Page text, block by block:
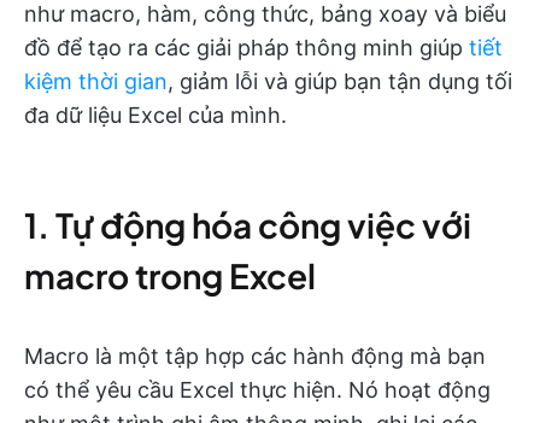
như macro, hàm, công thức, bảng xoay và biểu
đồ để tạo ra các giải pháp thông minh giúp tiết
kiệm thời gian, giảm lỗi và giúp bạn tận dụng tối
đa dữ liệu Excel của mình.
1. Tự động hóa công việc với
macro trong Excel
Macro là một tập hợp các hành động mà bạn
có thể yêu cầu Excel thực hiện. Nó hoạt động